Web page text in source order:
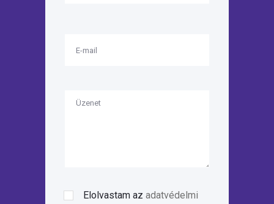
Elolvastam az adatvédelmi